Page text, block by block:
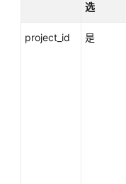
概
览
选
project_id 是